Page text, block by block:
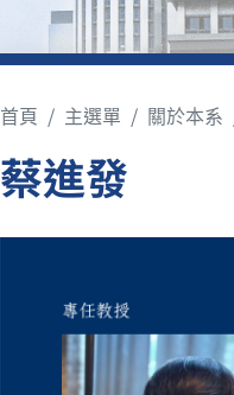
首頁 主選單 關於本系
蔡進發